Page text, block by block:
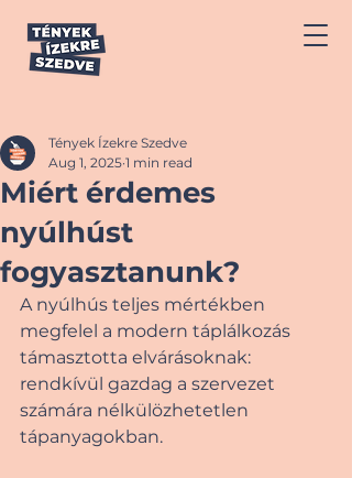
Miért érdemes
nyúlhúst
fogyasztanunk?
Tények Ízekre Szedve
Aug 1, 2025 1 min read
A nyúlhús teljes mértékben
megfelel a modern táplálkozás
támasztotta elvárásoknak:
rendkívül gazdag a szervezet
számára nélkülözhetetlen
tápanyagokban.